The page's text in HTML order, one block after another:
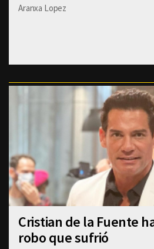
Aranxa Lopez
Cristian de la Fuente
robo que sufrió